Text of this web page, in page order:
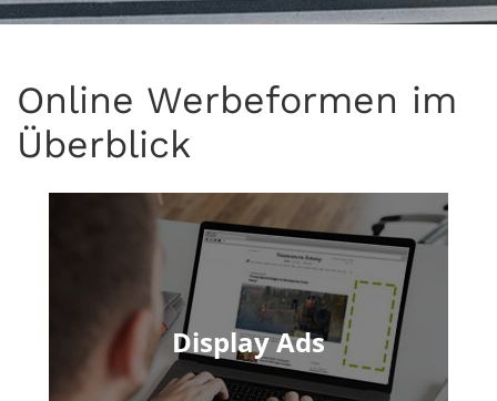
Online Werbeformen im
Überblick
Display Ads